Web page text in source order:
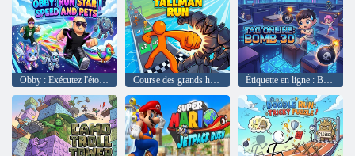
Obby : Exécutez l'étoile | Vitesse et animaux de compagnie Course des grands hommes Étiquette en ligne : Bombe 3D